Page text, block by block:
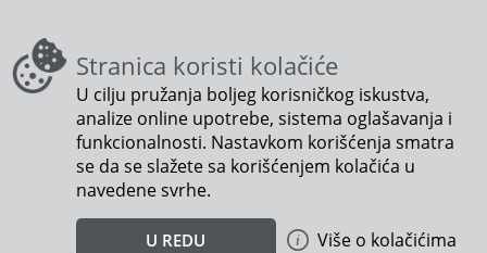
Stranica koristi kolačiće
U cilju pružanja boljeg korisničkog iskustva,
analize online upotrebe, sistema oglašavanja i
funkcionalnosti. Nastavkom korišćenja smatra
se da se slažete sa korišćenjem kolačića u
navedene svrhe.
U REDU Više o kolačićima